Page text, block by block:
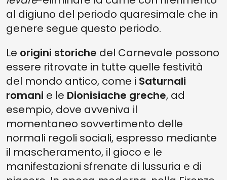
al digiuno del periodo quaresimale che in
genere segue questo periodo.
Le origini storiche del Carnevale possono
essere ritrovate in tutte quelle festività
del mondo antico, come i Saturnali
romani e le Dionisiache greche, ad
esempio, dove avveniva il
momentaneo sovvertimento delle
normali regoli sociali, espresso mediante
il mascheramento, il gioco e le
manifestazioni sfrenate di lussuria e di